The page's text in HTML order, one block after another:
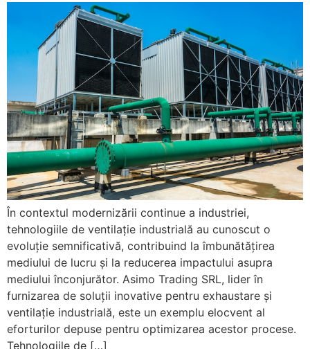
În contextul modernizării continue a industriei,
tehnologiile de ventilație industrială au cunoscut o
evoluție semnificativă, contribuind la îmbunătățirea
mediului de lucru și la reducerea impactului asupra
mediului înconjurător. Asimo Trading SRL, lider în
furnizarea de soluții inovative pentru exhaustare și
ventilație industrială, este un exemplu elocvent al
eforturilor depuse pentru optimizarea acestor procese.
Tehnologiile de […]